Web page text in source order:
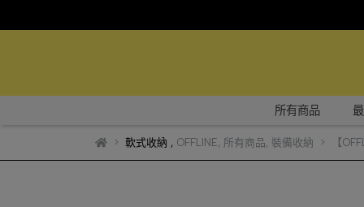
所有商品
軟式收納 , OFFLINE, 所有商品, 裝備收納 【